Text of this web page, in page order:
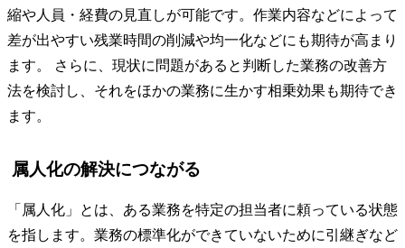
縮や人員・経費の見直しが可能です。作業内容などによって
差が出やすい残業時間の削減や均一化などにも期待が高まり
ます。 さらに、現状に問題があると判断した業務の改善方
法を検討し、それをほかの業務に生かす相乗効果も期待でき
ます。
属人化の解決につながる
「属人化」とは、ある業務を特定の担当者に頼っている状態
を指します。業務の標準化ができていないために引継ぎなど